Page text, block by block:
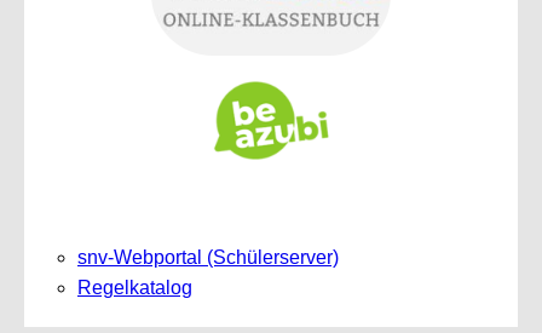
snv-Webportal (Schülerserver)
Regelkatalog